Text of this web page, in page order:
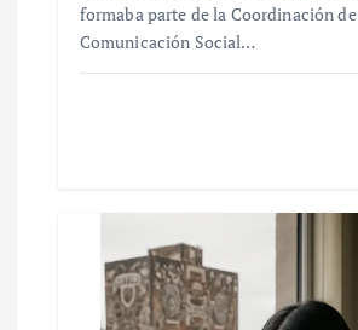
formaba parte de la Coordinación de
Comunicación Social…